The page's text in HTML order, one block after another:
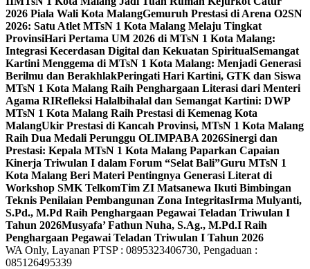
2026 Piala Wali Kota MalangGemuruh Prestasi di Arena O2SN
2026: Satu Atlet MTsN 1 Kota Malang Melaju Tingkat
ProvinsiHari Pertama UM 2026 di MTsN 1 Kota Malang:
Integrasi Kecerdasan Digital dan Kekuatan SpiritualSemangat
Kartini Menggema di MTsN 1 Kota Malang: Menjadi Generasi
Berilmu dan BerakhlakPeringati Hari Kartini, GTK dan Siswa
MTsN 1 Kota Malang Raih Penghargaan Literasi dari Menteri
Agama RIRefleksi Halalbihalal dan Semangat Kartini: DWP
MTsN 1 Kota Malang Raih Prestasi di Kemenag Kota
MalangUkir Prestasi di Kancah Provinsi, MTsN 1 Kota Malang
Raih Dua Medali Perunggu OLIMPABA 2026Sinergi dan
Prestasi: Kepala MTsN 1 Kota Malang Paparkan Capaian
Kinerja Triwulan I dalam Forum “Selat Bali”Guru MTsN 1
Kota Malang Beri Materi Pentingnya Generasi Literat di
Workshop SMK TelkomTim ZI Matsanewa Ikuti Bimbingan
Teknis Penilaian Pembangunan Zona IntegritasIrma Mulyanti,
S.Pd., M.Pd Raih Penghargaan Pegawai Teladan Triwulan I
Tahun 2026Musyafa’ Fathun Nuha, S.Ag., M.Pd.I Raih
Penghargaan Pegawai Teladan Triwulan I Tahun 2026
WA Only, Layanan PTSP : 0895323406730, Pengaduan :
085126495339